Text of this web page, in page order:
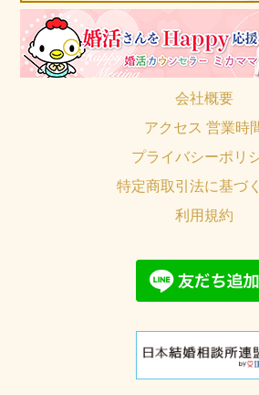
会社概要
アクセス 営業時
プライバシーポリ
特定商取引法に基づ
利用規約